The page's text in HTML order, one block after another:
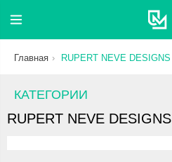
Главная RUPERT NEVE DESIGNS
КАТЕГОРИИ
RUPERT NEVE DESIGNS